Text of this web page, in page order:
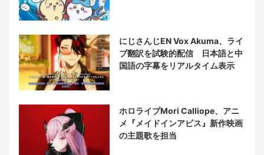
にじさんじEN Vox Akuma、ライ
ブ翻訳を試験的配信 日本語と中
国語の字幕をリアルタイム表示
ホロライブMori Calliope、アニ
メ『メイドインアビス』新作映画
の主題歌を担当